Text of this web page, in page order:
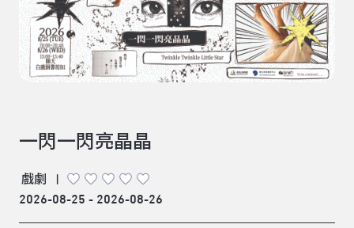
一閃一閃亮晶晶
戲劇
|
2026-08-25 - 2026-08-26